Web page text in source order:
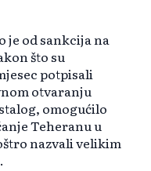
je od sankcija na
što su
potpisali
otvaranju
omogućilo
Teheranu u
nazvali velikim